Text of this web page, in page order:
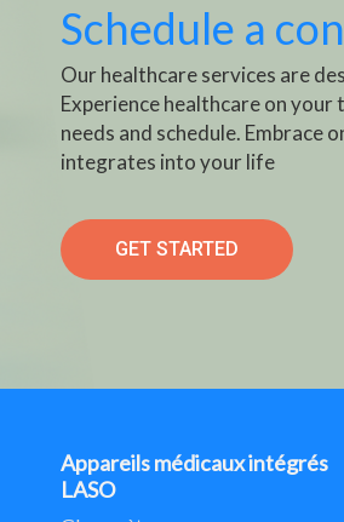
Schedule a
Our healthcare services are
Experience healthcare on
needs and schedule. Embrace
integrates into your life
GET STARTED
Appareils médicaux intégrés
LASO